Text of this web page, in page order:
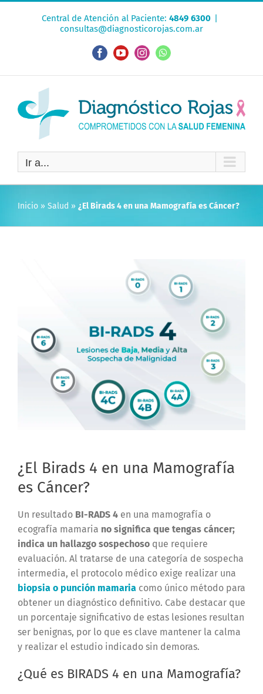
Central de Atención al Paciente: 4849 6300 |
consultas@diagnosticorojas.com.ar
FacebookYouTubeInstagramWhatsApp
Ir a...
Inicio » Salud » ¿El Birads 4 en una Mamografía es Cáncer?
¿El Birads 4 en una Mamografía
es Cáncer?
Un resultado BI-RADS 4en una mamografía o
ecografía mamaria no significa que tengas cáncer;
indica un hallazgo sospechosoque requiere
evaluación. Al tratarse de una categoría de sospecha
intermedia, el protocolo médico exige realizar una
biopsia o punción mamariacomo único método para
obtener un diagnóstico definitivo. Cabe destacar que
un porcentaje significativo de estas lesiones resultan
ser benignas, por lo que es clave mantener la calma
y realizar el estudio indicado sin demoras.
¿Qué es BIRADS 4 en una Mamografía?